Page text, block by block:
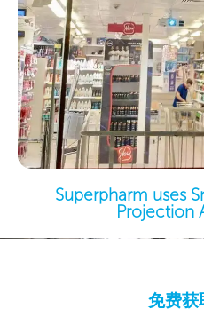
Superpharm uses
Projection
免费获